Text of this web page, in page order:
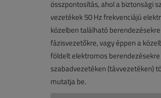
összpontosítás, ahol a biztonsági
vezetékek 50 Hz frekvenciájú
közelben található
fázisvezetőkre, vagy éppen a
földelt elektromos
szabadvezetéken (távvezetéken)
mutatja be.